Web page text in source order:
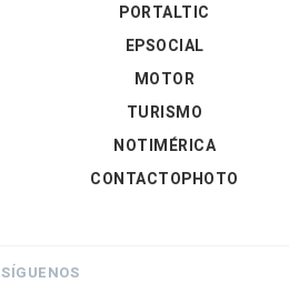
PORTALTIC
EPSOCIAL
MOTOR
TURISMO
NOTIMÉRICA
CONTACTOPHOTO
SÍGUENOS